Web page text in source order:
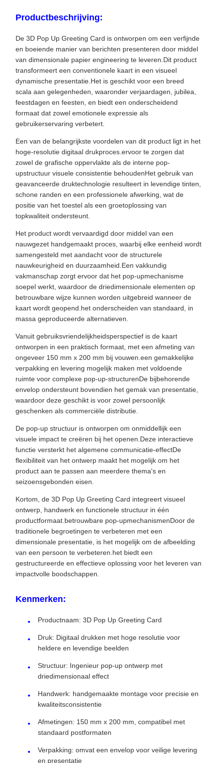
Productbeschrijving:
De 3D Pop Up Greeting Card is ontworpen om een verfijnde
en boeiende manier van berichten presenteren door middel
van dimensionale papier engineering te leveren.Dit product
transformeert een conventionele kaart in een visueel
dynamische presentatie.Het is geschikt voor een breed
scala aan gelegenheden, waaronder verjaardagen, jubilea,
feestdagen en feesten, en biedt een onderscheidend
formaat dat zowel emotionele expressie als
gebruikerservaring verbetert.
Een van de belangrijkste voordelen van dit product ligt in het
hoge-resolutie digitaal drukproces.ervoor te zorgen dat
zowel de grafische oppervlakte als de interne pop-
upstructuur visuele consistentie behoudenHet gebruik van
geavanceerde druktechnologie resulteert in levendige tinten,
schone randen en een professionele afwerking, wat de
positie van het toestel als een groetoplossing van
topkwaliteit ondersteunt.
Het product wordt vervaardigd door middel van een
nauwgezet handgemaakt proces, waarbij elke eenheid wordt
samengesteld met aandacht voor de structurele
nauwkeurigheid en duurzaamheid.Een vakkundig
vakmanschap zorgt ervoor dat het pop-upmechanisme
soepel werkt, waardoor de driedimensionale elementen op
betrouwbare wijze kunnen worden uitgebreid wanneer de
kaart wordt geopend.het onderscheiden van standaard, in
massa geproduceerde alternatieven.
Vanuit gebruiksvriendelijkheidsperspectief is de kaart
ontworpen in een praktisch formaat, met een afmeting van
ongeveer 150 mm x 200 mm bij vouwen.een gemakkelijke
verpakking en levering mogelijk maken met voldoende
ruimte voor complexe pop-up-structurenDe bijbehorende
envelop ondersteunt bovendien het gemak van presentatie,
waardoor deze geschikt is voor zowel persoonlijk
geschenken als commerciële distributie.
De pop-up structuur is ontworpen om onmiddellijk een
visuele impact te creëren bij het openen.Deze interactieve
functie versterkt het algemene communicatie-effectDe
flexibiliteit van het ontwerp maakt het mogelijk om het
product aan te passen aan meerdere thema's en
seizoensgebonden eisen.
Kortom, de 3D Pop Up Greeting Card integreert visueel
ontwerp, handwerk en functionele structuur in één
productformaat.betrouwbare pop-upmechanismenDoor de
traditionele begroetingen te verbeteren met een
dimensionale presentatie, is het mogelijk om de afbeelding
van een persoon te verbeteren.het biedt een
gestructureerde en effectieve oplossing voor het leveren van
impactvolle boodschappen.
Kenmerken:
Productnaam: 3D Pop Up Greeting Card
Druk: Digitaal drukken met hoge resolutie voor
heldere en levendige beelden
Structuur: Ingenieur pop-up ontwerp met
driedimensionaal effect
Handwerk: handgemaakte montage voor precisie en
kwaliteitsconsistentie
Afmetingen: 150 mm x 200 mm, compatibel met
standaard postformaten
Verpakking: omvat een envelop voor veilige levering
en presentatie